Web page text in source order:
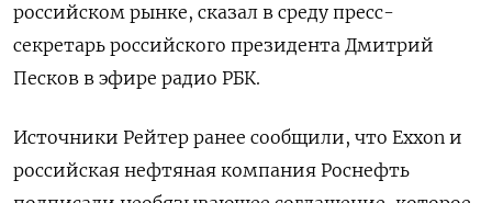
российском рынке, сказал в среду пресс-
секретарь российского президента Дмитрий
Песков в эфире радио РБК.
Источники Рейтер ранее сообщили, что Exxon и
российская нефтяная компания Роснефть